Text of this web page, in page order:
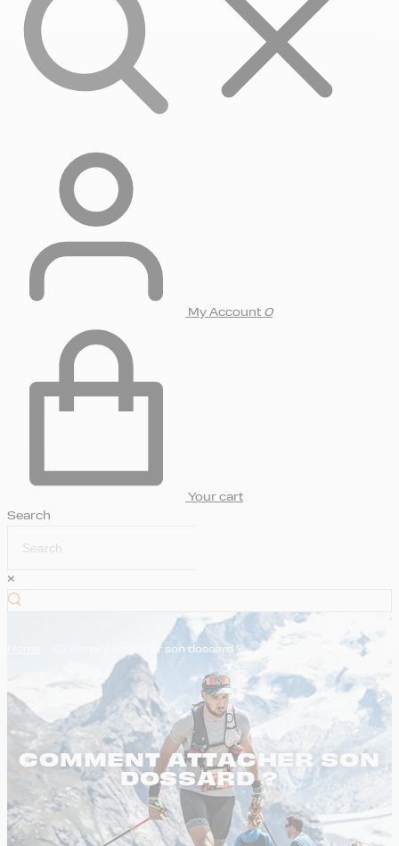
My Account 0
Your cart
Search
×
Comment attacher son dossard ?
COMMENT ATTACHER SON
DOSSARD ?